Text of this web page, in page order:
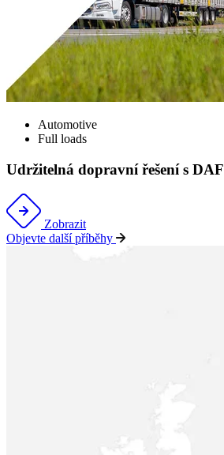
Automotive
Full loads
Udržitelná dopravní řešení s DAF
Zobrazit
Objevte další příběhy